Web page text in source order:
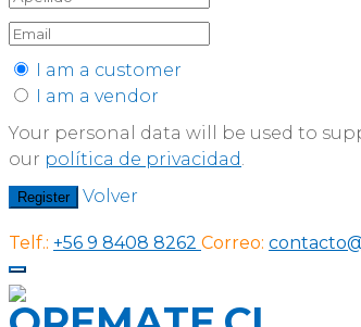
I am a customer
I am a vendor
Your personal data will be used to
our política de privacidad.
Register Volver
Telf.: +56 9 8408 8262 Correo: